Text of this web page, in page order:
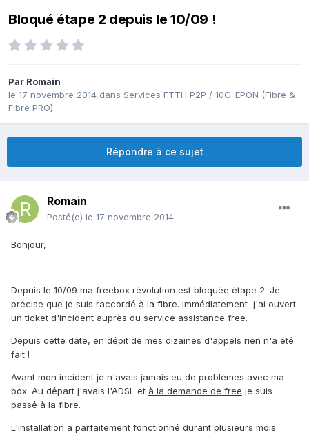
Bloqué étape 2 depuis le 10/09 !
Par Romain
le 17 novembre 2014 dans Services FTTH P2P / 10G-EPON (Fibre &
Fibre PRO)
Répondre à ce sujet
Romain
Posté(e) le 17 novembre 2014
Bonjour,
Depuis le 10/09 ma freebox révolution est bloquée étape 2. Je
précise que je suis raccordé à la fibre. Immédiatement j'ai ouvert
un ticket d'incident auprès du service assistance free.
Depuis cette date, en dépit de mes dizaines d'appels rien n'a été
fait !
Avant mon incident je n'avais jamais eu de problèmes avec ma
box. Au départ j'avais l'ADSL et à la demande de free je suis
passé à la fibre.
L'installation a parfaitement fonctionné durant plusieurs mois